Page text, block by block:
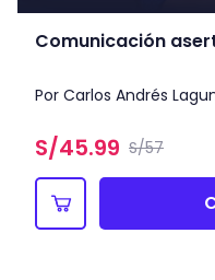
Comunicación
Por Carlos Andrés
S/45.99 S/57